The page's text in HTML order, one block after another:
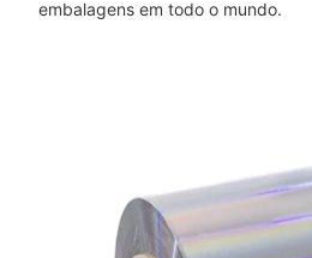
embalagens em todo o mundo.